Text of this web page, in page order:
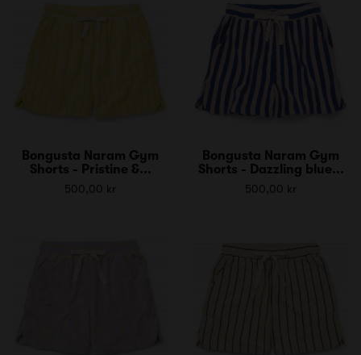
Bongusta Naram Gym
Shorts - Pristine &...
500,00 kr
Bongusta Naram Gym
Shorts - Dazzling blue...
500,00 kr